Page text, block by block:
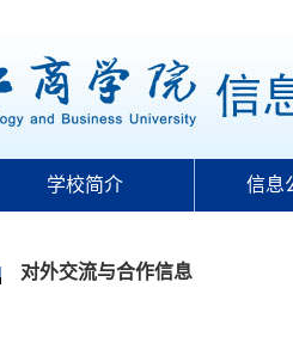
学校简介 信息
对外交流与合作信息